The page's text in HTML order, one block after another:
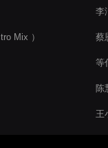
Mix ）
李
蔡
等
陈
王